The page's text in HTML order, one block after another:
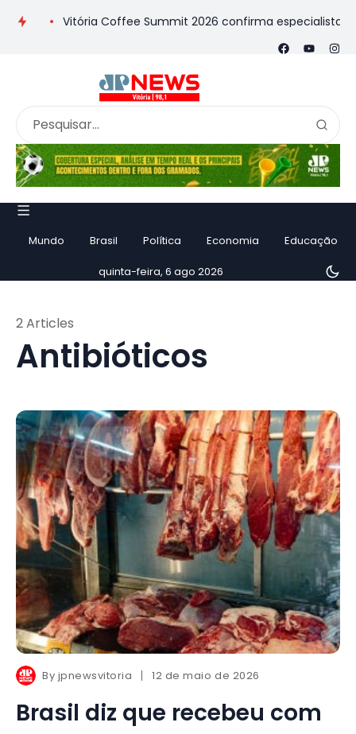
Vitória Coffee Summit 2026 confirma especialistas
Mundo Brasil Política Economia Educação
quinta-feira, 6 ago 2026
Antibióticos
2 Articles
By jpnewsvitoria 12 de maio de 2026
Brasil diz que recebeu com